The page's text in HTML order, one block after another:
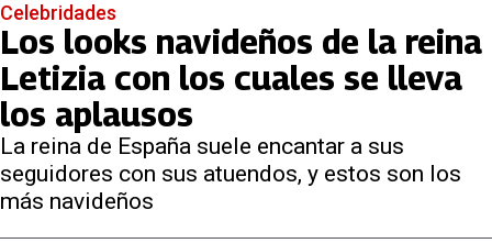
Celebridades
Los looks navideños de la reina
Letizia con los cuales se lleva
los aplausos
La reina de España suele encantar a sus
seguidores con sus atuendos, y estos son los
más navideños